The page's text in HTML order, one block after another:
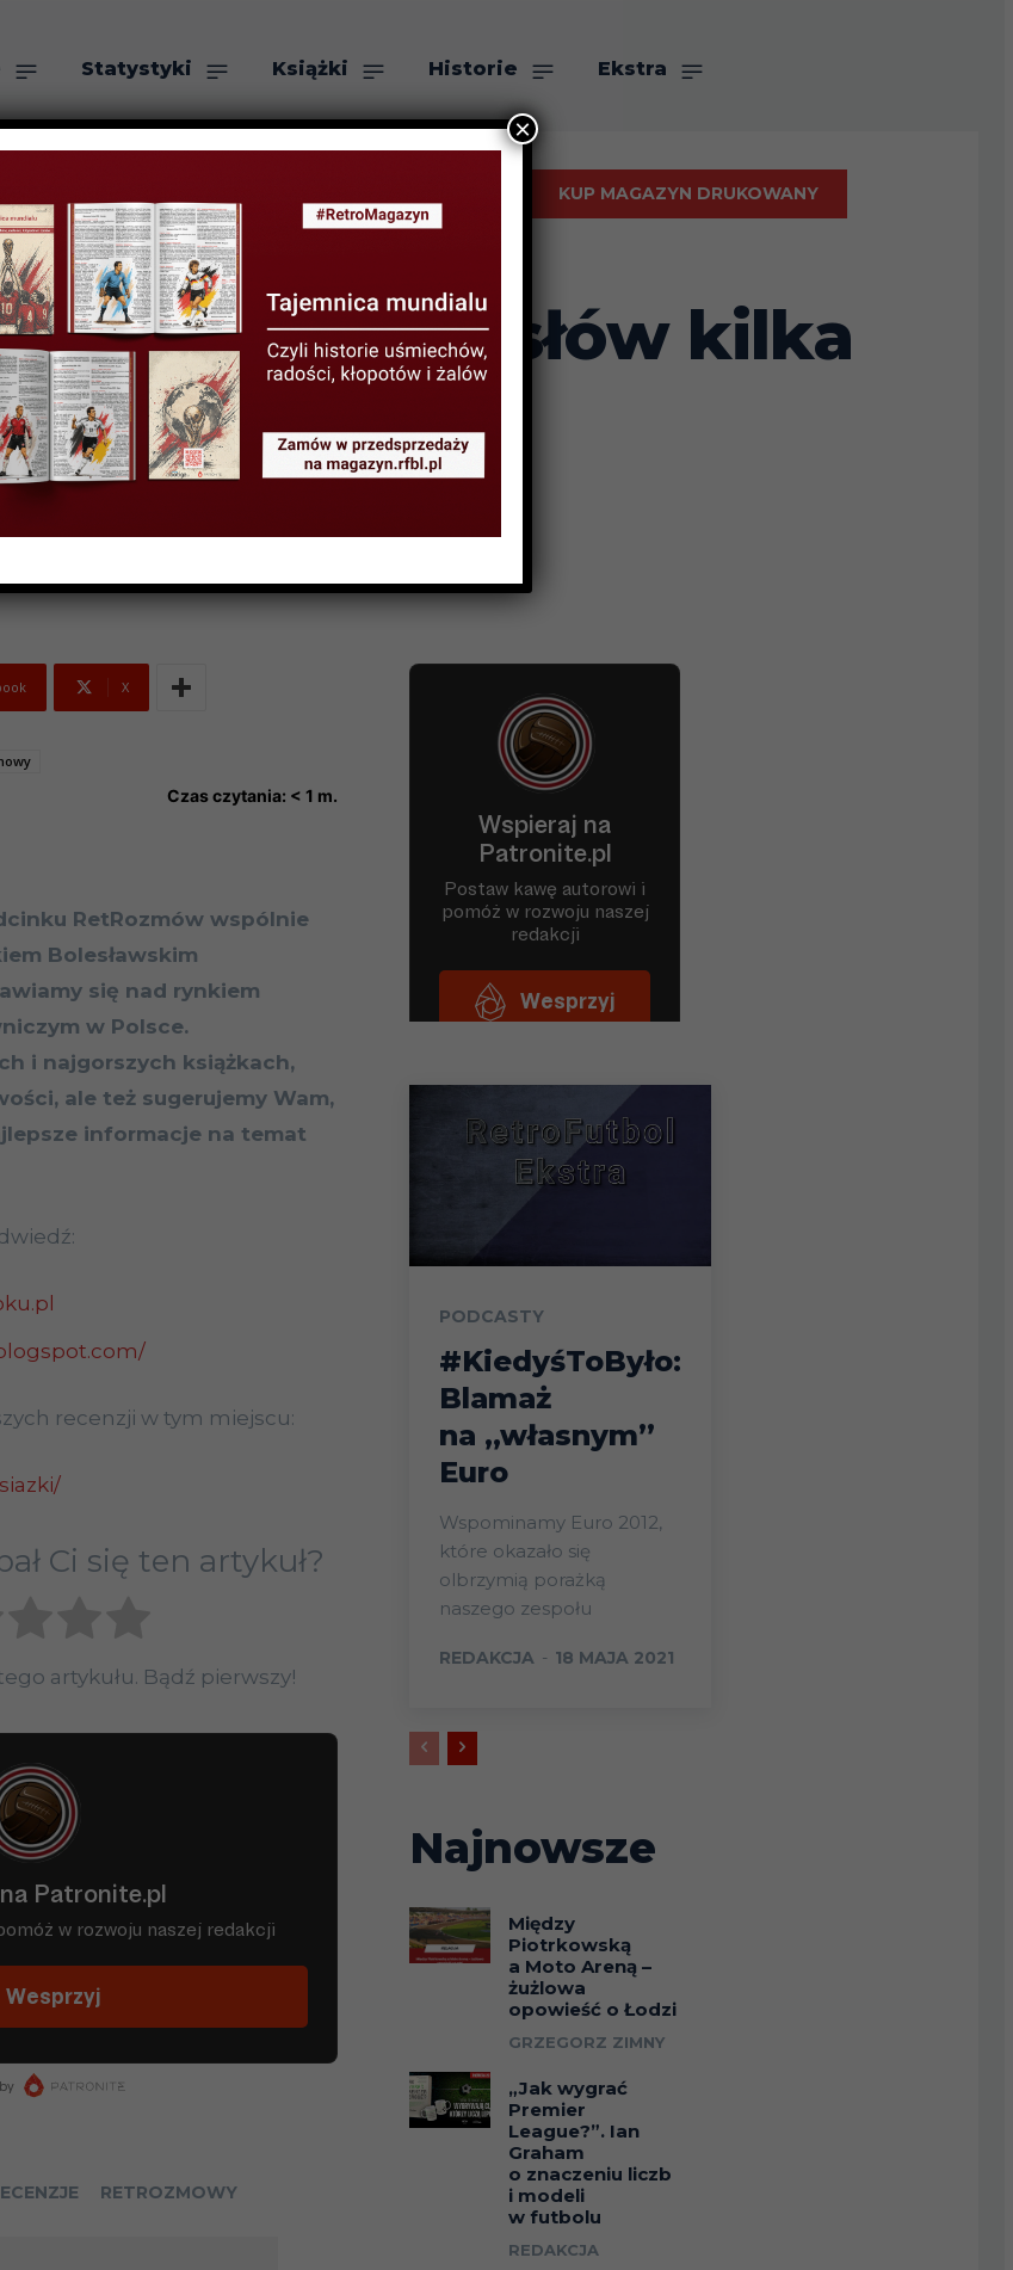
Statystyki Książki Historie Ekstra
KUP MAGAZYN DRUKOWANY
– o książkach słów kilka
2019
X
Czas czytania: < 1 m.
RetRozmów wspólnie
Bolesławskim
się nad rynkiem
w Polsce.
i najgorszych książkach,
ale też sugerujemy Wam,
informacje na temat
recenzji w tym miejscu:
Ci się ten artykuł?
artykułu. Bądź pierwszy!
RETROZMOWY
PODCASTY
#KiedyśToByło:
Blamaż
na „własnym”
Euro
Wspominamy Euro 2012,
które okazało się
olbrzymią porażką
naszego zespołu
REDAKCJA - 18 MAJA 2021
Najnowsze
Między
Piotrkowską
a Moto Areną –
żużlowa
opowieść o Łodzi
GRZEGORZ ZIMNY
„Jak wygrać
Premier
League?”. Ian
Graham
o znaczeniu liczb
i modeli
w futbolu
REDAKCJA
×